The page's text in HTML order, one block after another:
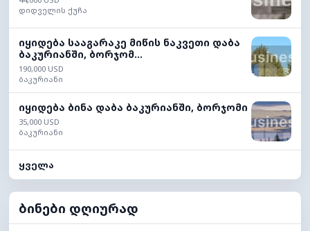
დიდველის ქუჩა
იყიდება სააგარაკე მიწის ნაკვეთი დაბა
ბაკურიანში, ბორჯომ...
190,000 USD
ბაკურიანი
იყიდება ბინა დაბა ბაკურიანში, ბორჯომი
35,000 USD
ბაკურიანი
ყველა
ბინები დღიურად